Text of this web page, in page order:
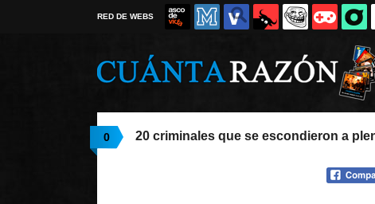
RED DE WEBS
0 20 criminales que se escondieron a